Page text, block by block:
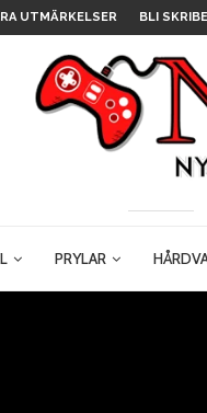
UTMÄRKELSER BLI
PRYLAR